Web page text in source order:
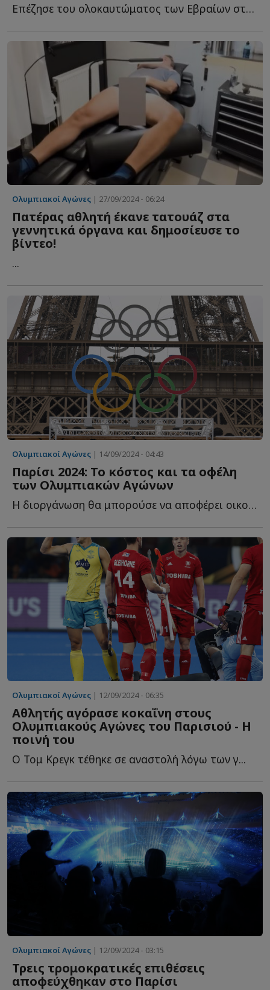
Επέζησε του ολοκαυτώματος των Εβραίων στον Δ...
Ολυμπιακοί Αγώνες | 27/09/2024 - 06:24
Πατέρας αθλητή έκανε τατουάζ στα
γεννητικά όργανα και δημοσίευσε το
βίντεο!
...
Ολυμπιακοί Αγώνες | 14/09/2024 - 04:43
Παρίσι 2024: Το κόστος και τα οφέλη
των Ολυμπιακών Αγώνων
Η διοργάνωση θα μπορούσε να αποφέρει οικονομικά οφέλη α...
Ολυμπιακοί Αγώνες | 12/09/2024 - 06:35
Αθλητής αγόρασε κοκαΐνη στους
Ολυμπιακούς Αγώνες του Παρισιού - Η
ποινή του
Ο Τομ Κρεγκ τέθηκε σε αναστολή λόγω των γ...
Ολυμπιακοί Αγώνες | 12/09/2024 - 03:15
Τρεις τρομοκρατικές επιθέσεις
αποφεύχθηκαν στο Παρίσι